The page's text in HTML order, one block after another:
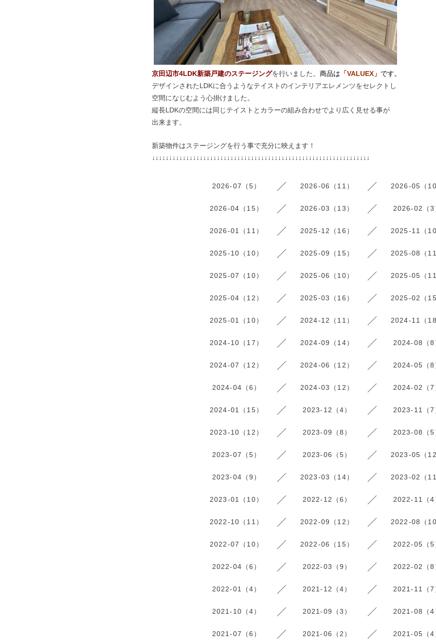
京田辺市4LDK新築戸建のステージングを行いました。 商品は 「VALUEX 」 です。
デザインされたLDKに合うようなテイストのインテリアエレメンツをセレクトし
空間になじむよう心掛けました。
縦長LDKの空間には同じテイストとカラーの組み合わせでより広く見せる事が
出来ます。
新築物件はステージングを行う事で充分に映えます！
↓↓↓↓↓↓↓↓↓↓↓↓↓↓↓↓↓↓↓↓↓↓↓↓↓↓↓↓↓↓↓↓↓↓↓↓↓↓↓↓↓↓↓↓↓↓↓↓↓↓↓↓↓↓↓↓↓↓↓↓↓↓↓↓
2026-07（5） 2026-06（11） 2026-05（
2026-04（15） 2026-03（13） 2026-02（3
2026-01（11） 2025-12（16） 2025-11（
2025-10（10） 2025-09（15） 2025-08（
2025-07（10） 2025-06（10） 2025-05（
2025-04（12） 2025-03（16） 2025-02（
2025-01（10） 2024-12（11） 2024-11（
2024-10（17） 2024-09（14） 2024-08（8
2024-07（12） 2024-06（12） 2024-05（8
2024-04（6） 2024-03（12） 2024-02（7
2024-01（15） 2023-12（4） 2023-11（7
2023-10（12） 2023-09（8） 2023-08（5
2023-07（5） 2023-06（5） 2023-05（
2023-04（9） 2023-03（14） 2023-02（
2023-01（10） 2022-12（6） 2022-11（4
2022-10（11） 2022-09（12） 2022-08（
2022-07（10） 2022-06（15） 2022-05（5
2022-04（6） 2022-03（9） 2022-02（8
2022-01（4） 2021-12（4） 2021-11（7
2021-10（4） 2021-09（3） 2021-08（4
2021-07（6） 2021-06（2） 2021-05（4